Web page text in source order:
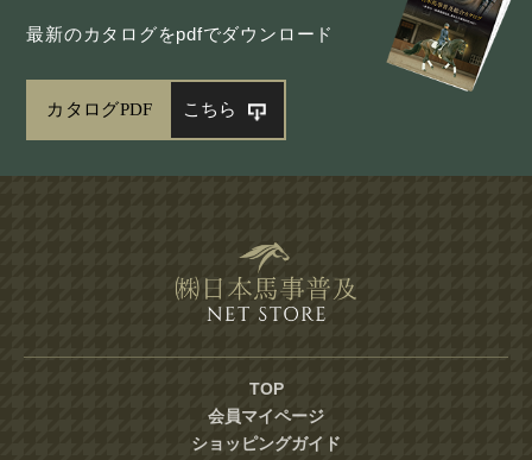
最新のカタログをpdfでダウンロード
カタログPDF こちら
TOP
会員マイページ
ショッピングガイド